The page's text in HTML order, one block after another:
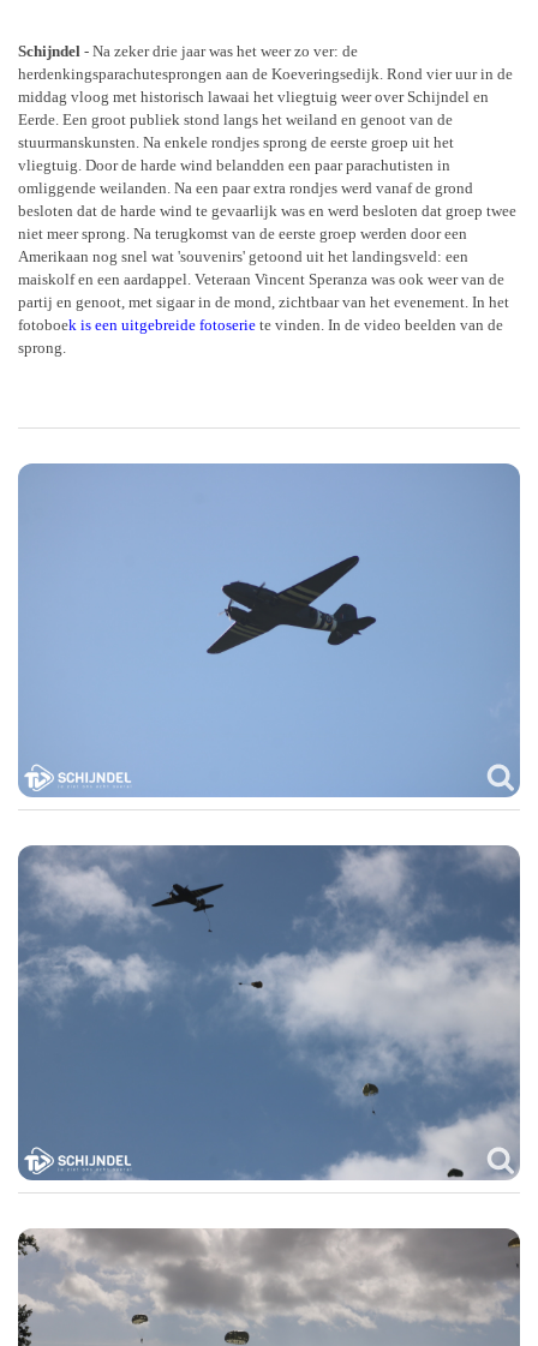
Schijndel - Na zeker drie jaar was het weer zo ver: de
herdenkingsparachutesprongen aan de Koeveringsedijk. Rond vier uur in de
middag vloog met historisch lawaai het vliegtuig weer over Schijndel en
Eerde. Een groot publiek stond langs het weiland en genoot van de
stuurmanskunsten. Na enkele rondjes sprong de eerste groep uit het
vliegtuig. Door de harde wind belandden een paar parachutisten in
omliggende weilanden. Na een paar extra rondjes werd vanaf de grond
besloten dat de harde wind te gevaarlijk was en werd besloten dat groep twee
niet meer sprong. Na terugkomst van de eerste groep werden door een
Amerikaan nog snel wat 'souvenirs' getoond uit het landingsveld: een
maiskolf en een aardappel. Veteraan Vincent Speranza was ook weer van de
partij en genoot, met sigaar in de mond, zichtbaar van het evenement. In het
fotoboek is een uitgebreide fotoserie te vinden. In de video beelden van de
sprong.